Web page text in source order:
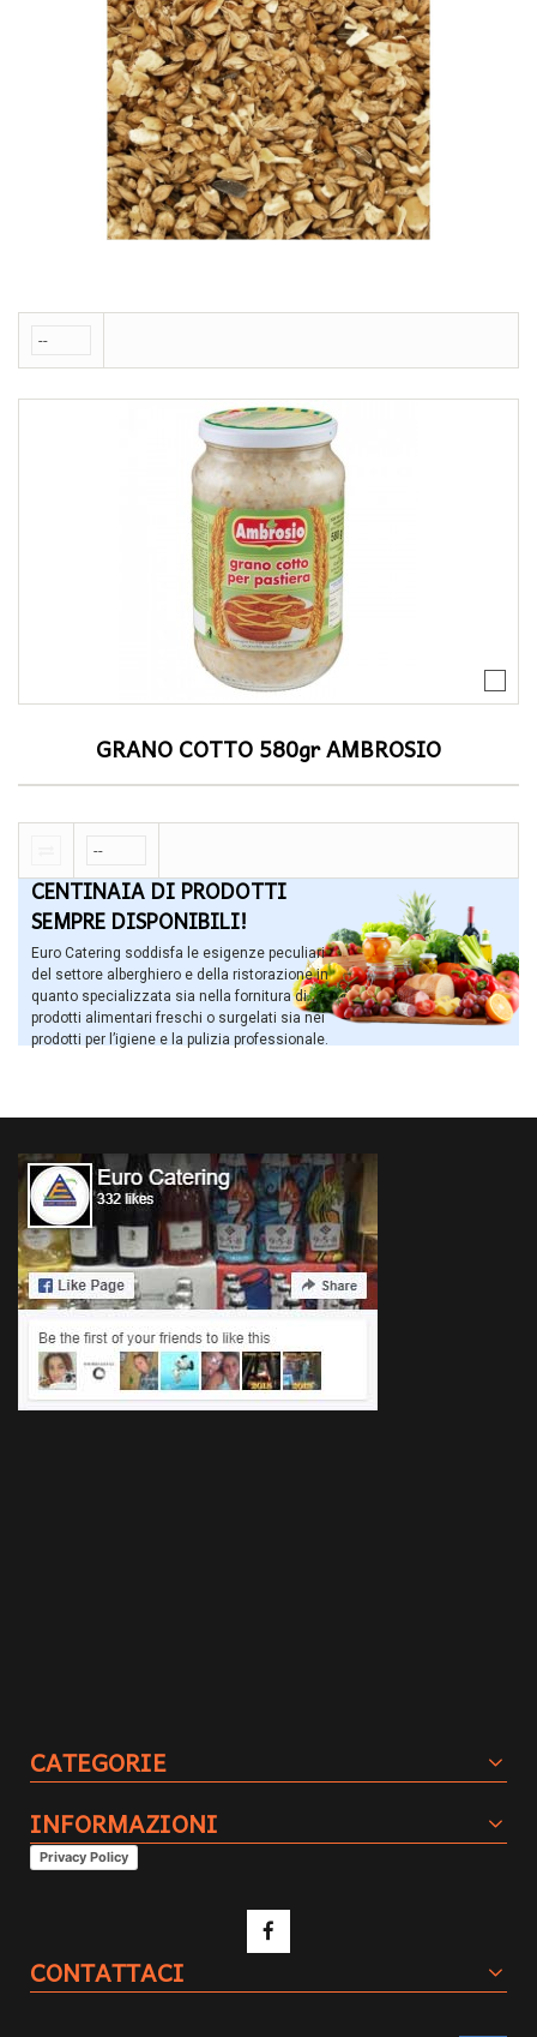
GRANO COTTO 580gr AMBROSIO
CENTINAIA DI PRODOTTI
SEMPRE DISPONIBILI!
Euro Catering soddisfa le esigenze peculiari
del settore alberghiero e della ristorazione in
quanto specializzata sia nella fornitura di
prodotti alimentari freschi o surgelati sia nei
prodotti per l’igiene e la pulizia professionale.
CATEGORIE
INFORMAZIONI
Privacy Policy
CONTATTACI